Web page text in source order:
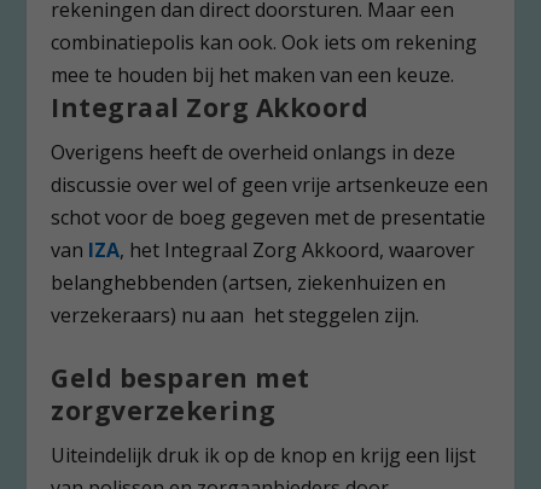
rekeningen dan direct doorsturen. Maar een
combinatiepolis kan ook. Ook iets om rekening
mee te houden bij het maken van een keuze.
Integraal Zorg Akkoord
Overigens heeft de overheid onlangs in deze
discussie over wel of geen vrije artsenkeuze een
schot voor de boeg gegeven met de presentatie
van IZA, het Integraal Zorg Akkoord, waarover
belanghebbenden (artsen, ziekenhuizen en
verzekeraars) nu aan het steggelen zijn.
Geld besparen met
zorgverzekering
Uiteindelijk druk ik op de knop en krijg een lijst